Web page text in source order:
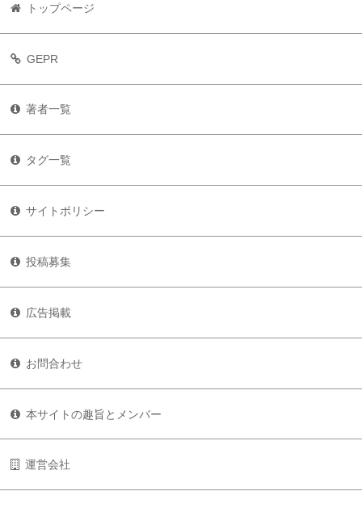
トップページ
GEPR
著者一覧
タグ一覧
サイトポリシー
投稿募集
広告掲載
お問合わせ
本サイトの趣旨とメンバー
運営会社